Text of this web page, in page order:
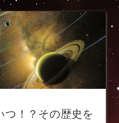
つ！？その歴史を